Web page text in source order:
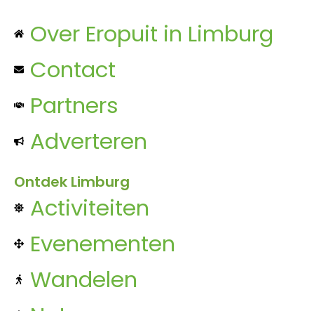
Over Eropuit in Limburg
Contact
Partners
Adverteren
Ontdek Limburg
Activiteiten
Evenementen
Wandelen